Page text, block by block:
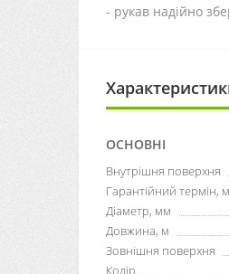
- рукав надійно
ОСНОВНІ
Внутрішня поверхня
Гарантійний термін,
Діаметр, мм
Довжина, м
Зовнішня поверхня
Колір